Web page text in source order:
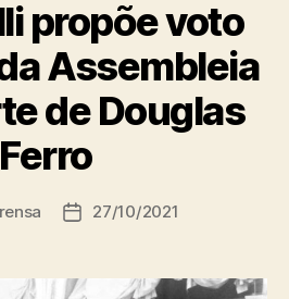
propõe voto
Assembleia
de Douglas
Ferro
Data27/10/2021